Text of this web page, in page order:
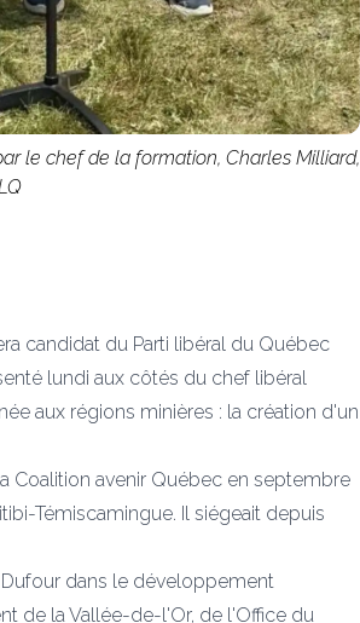
le chef de la formation, Charles Milliard,
candidat du Parti libéral du Québec
lundi aux côtés du chef libéral
aux régions minières : la création d'un
Coalition avenir Québec en septembre
Témiscamingue. Il siégeait depuis
dans le développement
de la Vallée-de-l'Or, de l'Office du